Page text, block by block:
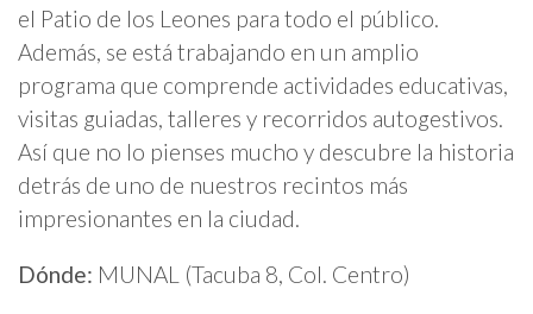
el Patio de los Leones para todo el público.
Además, se está trabajando en un amplio
programa que comprende actividades educativas,
visitas guiadas, talleres y recorridos autogestivos.
Así que no lo pienses mucho y descubre la historia
detrás de uno de nuestros recintos más
impresionantes en la ciudad.
Dónde: MUNAL (Tacuba 8, Col. Centro)